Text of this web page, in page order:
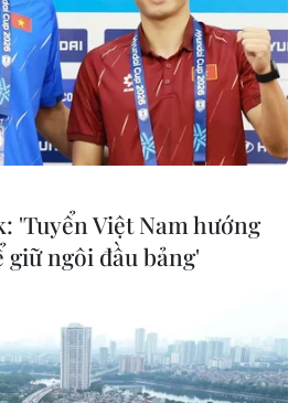
Hong Kong,
đảo đầu tư
'Tuyển Việt Nam hướng
ngôi đầu bảng'